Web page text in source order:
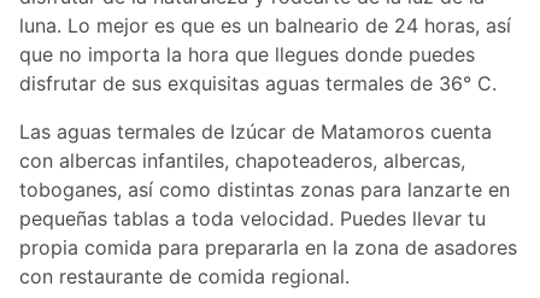
luna. Lo mejor es que es un balneario de 24 horas, así
que no importa la hora que llegues donde puedes
disfrutar de sus exquisitas aguas termales de 36° C.
Las aguas termales de Izúcar de Matamoros cuenta
con albercas infantiles, chapoteaderos, albercas,
toboganes, así como distintas zonas para lanzarte en
pequeñas tablas a toda velocidad. Puedes llevar tu
propia comida para prepararla en la zona de asadores
con restaurante de comida regional.